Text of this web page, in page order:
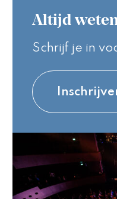
Altijd
Schrijf je in